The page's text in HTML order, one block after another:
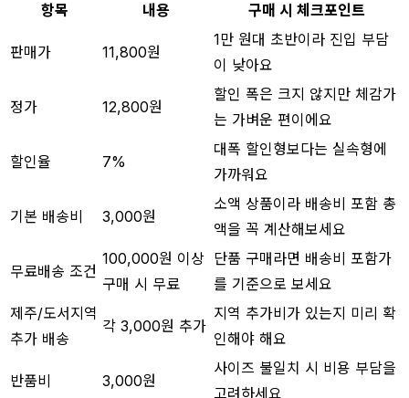
항목 내용 구매 시 체크포인트
판매가 11,800원
1만 원대 초반이라 진입 부담
이 낮아요
정가 12,800원
할인 폭은 크지 않지만 체감가
는 가벼운 편이에요
할인율 7%
대폭 할인형보다는 실속형에
가까워요
기본 배송비 3,000원
소액 상품이라 배송비 포함 총
액을 꼭 계산해보세요
무료배송 조건
100,000원 이상
구매 시 무료
단품 구매라면 배송비 포함가
를 기준으로 보세요
제주/도서지역
추가 배송
각 3,000원 추가
지역 추가비가 있는지 미리 확
인해야 해요
반품비 3,000원
사이즈 불일치 시 비용 부담을
고려하세요